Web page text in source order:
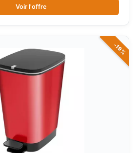
Voir l'offre
-19%